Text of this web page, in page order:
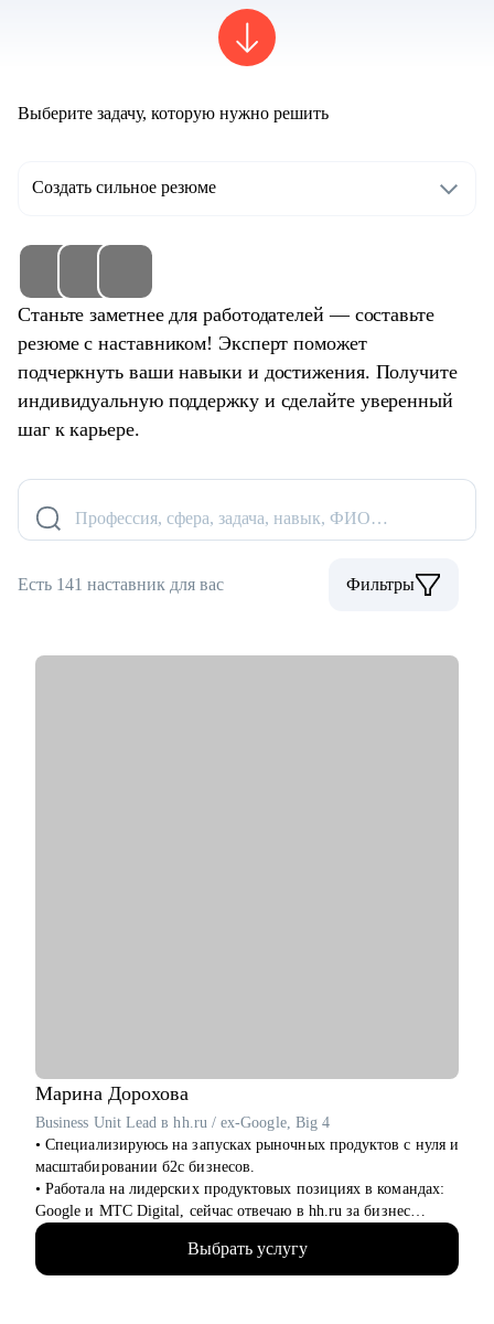
Выберите задачу, которую нужно решить
Создать сильное резюме
Станьте заметнее для работодателей — составьте
резюме с наставником! Эксперт поможет
подчеркнуть ваши навыки и достижения. Получите
индивидуальную поддержку и сделайте уверенный
шаг к карьере.
Профессия, сфера, задача, навык, ФИО…
Есть 141 наставник для вас Фильтры
Марина Дорохова
Business Unit Lead в hh.ru / ex-Google, Big 4
• Специализируюсь на запусках рыночных продуктов с нуля и
масштабировании б2с бизнесов.
• Работала на лидерских продуктовых позициях в командах:
Google и МТС Digital, сейчас отвечаю в hh.ru за бизнес
направление.
• В прикладном смысле понимаю потребности работодателей
к кандидатам и сотрудникам, благодаря опыту в индустрии
Выбрать услугу